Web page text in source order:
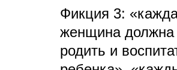
Фикция 3:
женщина должна
родить и